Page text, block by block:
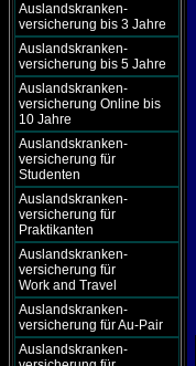
Auslandskranken-
versicherung bis 3 Jahre
Auslandskranken-
versicherung bis 5 Jahre
Auslandskranken-
versicherung Online bis
10 Jahre
Auslandskranken-
versicherung für
Studenten
Auslandskranken-
versicherung für
Praktikanten
Auslandskranken-
versicherung für
Work and Travel
Auslandskranken-
versicherung für Au-Pair
Auslandskranken-